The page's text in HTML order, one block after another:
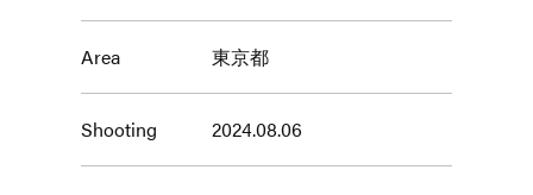
Area 東京都
Shooting 2024.08.06